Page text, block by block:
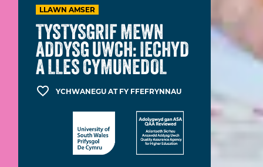
LLAWN AMSER
TYSTYSGRIF MEWN
ADDYSG UWCH: IECHYD
A LLES CYMUNEDOL
YCHWANEGU AT FY FFEFRYNNAU